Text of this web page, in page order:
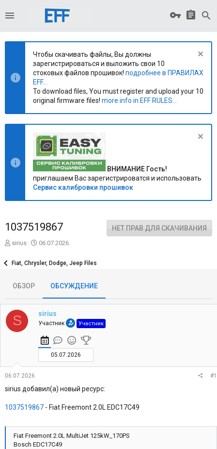
Чтобы скачивать файлы, Вы должны
зарегистрироваться и выложить свои 10
стоковых файлов прошивок! подробнее в ПРАВИЛАХ
EFF...
To download files, You must register and upload your 10
original firmware files! more info in EFF RULES...
ВНИМАНИЕ Гость!
приглашаем Вас зарегистрироватся и использовать
Сервис калибровки прошивок
1037519867 НЕТ ПРАВ ДЛЯ СКАЧИВАНИЯ
А
т
т
м
ы
sirius
Д
т
а
л
а
06.07.2026
Fiat, Chrysler, Dodge, Jeep Files
ОБЗОР ОБСУЖДЕНИЕ
S sirius
Участник Участник
05.07.2026
06.07.2026 #1
sirius добавил(а) новый ресурс:
1037519867 - Fiat Freemont 2.0L EDC17C49
Fiat Freemont 2.0L MultiJet 125kW_170PS
Bosch EDC17C49